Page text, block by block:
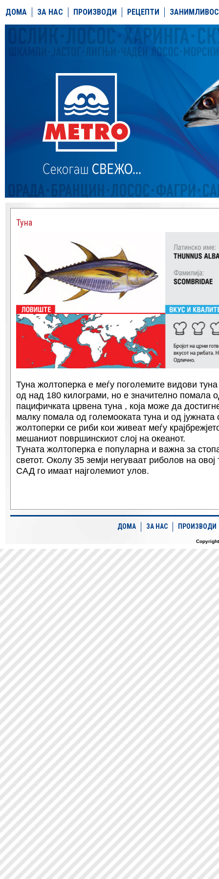
ДОМА ЗА НАС ПРОИЗВОДИ РЕЦЕПТИ
Туна
Туна жолтоперка е меѓу поголемите видови туна
од над 180 килограми, но е значително помала
пацифичката црвена туна , која може да
малку помала од големооката туна и од јужната
жолтоперки се риби кои живеат меѓу
мешаниот површинскиот слој на океанот.
Tунатa жолтоперка е популарна и важна за
светот. Околу 35 земји негуваат риболов на
САД го имаат најголемиот улов.
ДОМА ЗА НАС ПРОИЗВОДИ